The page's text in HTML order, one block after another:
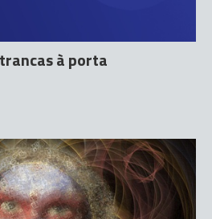
à porta